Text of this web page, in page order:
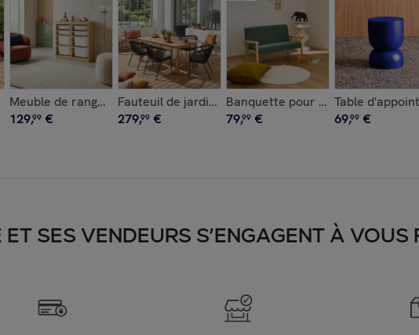
de chevet métal Ø30,5 x H43,5cm ALMA
d'eucalyptus 200L avec vérins CAJA
Meuble de rangement enfant 4 bacs de rangement (lot de 2) SORA X2
129,99 €
Fauteuil de jardin empilable acier et cordes (lot de 4)
279,99 €
Banquette pour enfant velours
79,99 €
Table
69,99 €
ET SES VENDEURS S’ENGAGENT À VOUS